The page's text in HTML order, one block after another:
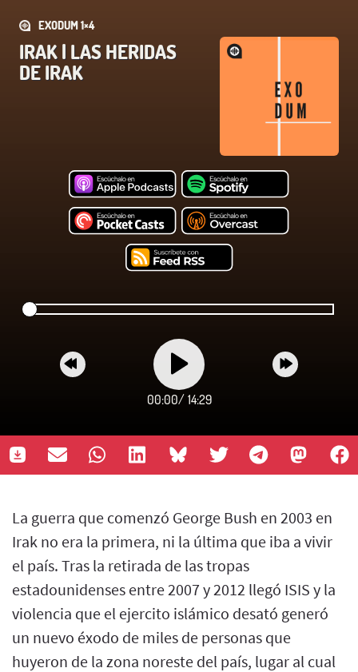
EXODUM 1×4
IRAK | LAS HERIDAS
DE IRAK
00:00/ 14:29
La guerra que comenzó George Bush en 2003 en
Irak no era la primera, ni la última que iba a vivir
el país. Tras la retirada de las tropas
estadounidenses entre 2007 y 2012 llegó ISIS y la
violencia que el ejercito islámico desató generó
un nuevo éxodo de miles de personas que
huyeron de la zona noreste del país, lugar al cual